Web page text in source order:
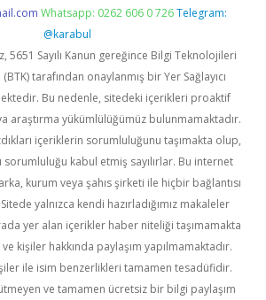
Whatsapp: 0262 606 0 726 Telegram:
@karabul
5651 Sayılı Kanun gereğince Bilgi Teknolojileri
tarafından onaylanmış bir Yer Sağlayıcı
Bu nedenle, sitedeki içerikleri proaktif
araştırma yükümlülüğümüz bulunmamaktadır.
içeriklerin sorumluluğunu taşımakta olup,
kabul etmiş sayılırlar. Bu internet
kurum veya şahıs şirketi ile hiçbir bağlantısı
yalnızca kendi hazırladığımız makaleler
yer alan içerikler haber niteliği taşımamakta
kişiler hakkında paylaşım yapılmamaktadır.
ile isim benzerlikleri tamamen tesadüfidir.
ve tamamen ücretsiz bir bilgi paylaşım